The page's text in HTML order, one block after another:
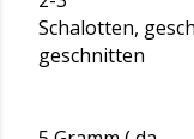
Schalotten,
geschnitten